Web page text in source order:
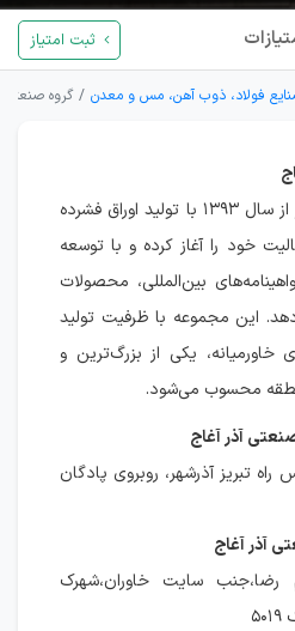
ثبت امتیاز
فولاد، ذوب آهن، مس و معدن گروه صنعتی
گروه صنعتی آذر آغاج تبریز از سال ۱۳۹۳ با تولید اوراق فشرده
خود را آغاز کرده و با توسعه
بین‌المللی، محصولات
این مجموعه با ظرفیت تولید
خاورمیانه، یکی از بزرگ‌ترین و
منطقه محسوب می‌شود.
آذر آغاج
راه تبریز آذرشهر، روبروی پادگان
آذر آغاج
امام رضا،جنب سایت خاوران،شهرک